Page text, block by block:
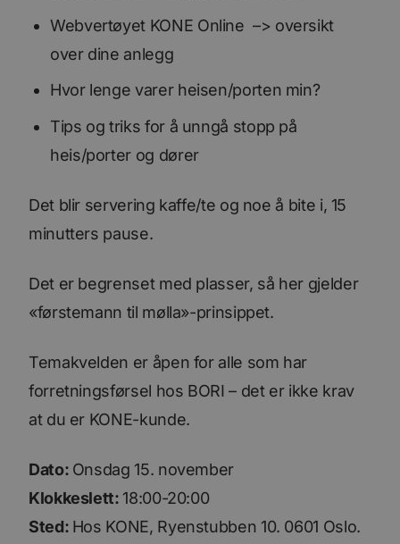
Webvertøyet KONE Online –> oversikt
over dine anlegg
Hvor lenge varer heisen/porten min?
Tips og triks for å unngå stopp på
heis/porter og dører
Det blir servering kaffe/te og noe å bite i, 15
minutters pause.
Det er begrenset med plasser, så her gjelder
«førstemann til mølla»-prinsippet.
Temakvelden er åpen for alle som har
forretningsførsel hos BORI – det er ikke krav
at du er KONE-kunde.
Dato: Onsdag 15. november
Klokkeslett: 18:00-20:00
Sted: Hos KONE, Ryenstubben 10. 0601 Oslo.